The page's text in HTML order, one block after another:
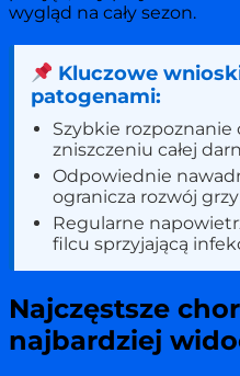
wygląd na cały sezon.
Kluczowe
patogenami:
Szybkie
zniszczeniu całej
Odpowiednie
ogranicza rozwój
Regularne
filcu sprzyjającą
Najczęstsze
najbardziej